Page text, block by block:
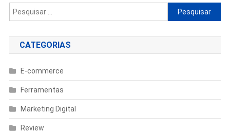
Pesquisar
por:
CATEGORIAS
E-commerce
Ferramentas
Marketing Digital
Review